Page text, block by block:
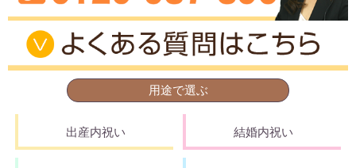
用途で選ぶ
出産内祝い 結婚内祝い